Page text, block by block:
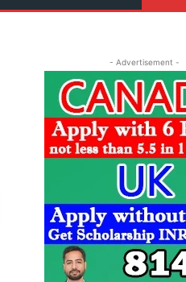
- Advertisement -